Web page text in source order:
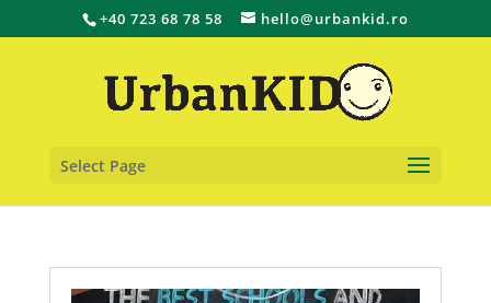
+40 723 68 78 58 hello@urbankid.ro
Select Page